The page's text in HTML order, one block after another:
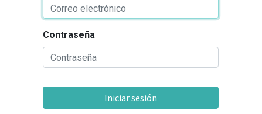
Contraseña
Iniciar sesión